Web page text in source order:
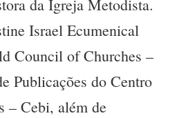
da Igreja Metodista.
Israel Ecumenical
Council of Churches –
Publicações do Centro
– Cebi, além de